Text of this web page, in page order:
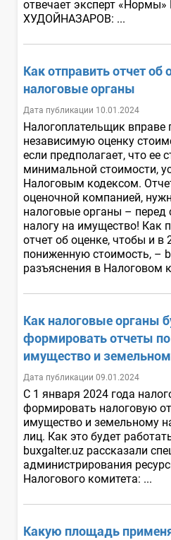
отвечает эксперт
ХУДОЙНАЗАРОВ: ...
Как отправить отчет
налоговые органы
Дата публикации 10.01.2024
Налогоплательщик вправе
независимую оценку
если предполагает, что ее
минимальной стоимости,
Налоговым кодексом.
оценочной компанией,
налоговые органы – перед
налогу на имущество! Как
отчет об оценке, чтобы и в
пониженную стоимость, –
разъяснения в Налоговом
Как налоговые органы
формировать отчеты по
имущество и
Дата публикации 09.01.2024
С 1 января 2024 года
формировать налоговую
имущество и земельному
лиц. Как это будет
buxgalter.uz рассказали
администрирования
Налогового комитета: ...
Какую площадь